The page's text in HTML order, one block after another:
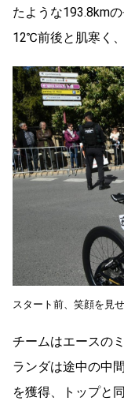
たような193.8km
12℃前後と肌寒く
スタート前、笑顔を見
チームはエースの
ランダは途中の中
を獲得、トップと